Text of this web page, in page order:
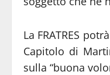
La FRATRES
Capitolo di
sulla “buona